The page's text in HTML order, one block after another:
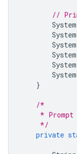
//
System
System
System
System
System
System
}
/*
* Prompt
     */
private